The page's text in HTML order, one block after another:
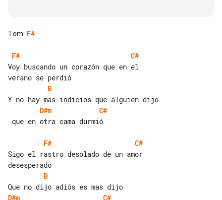
Tom: F#
F#
C#
Voy buscando un corazón que en el
B
D#m
C#
F#
C#
Sigo el rastro desolado de un amor
B
D#m
C#